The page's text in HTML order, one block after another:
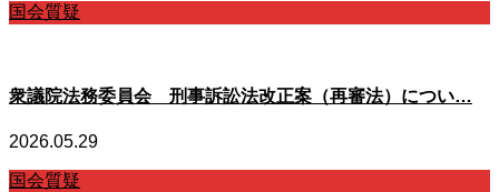
国会質疑
衆議院法務委員会 刑事訴訟法改正案（再審法）につい…
2026.05.29
国会質疑